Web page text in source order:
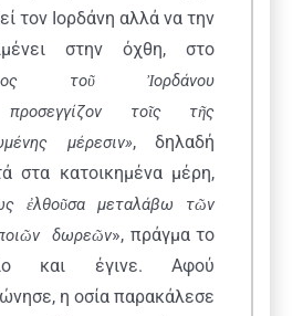
τον Ιορδάνη αλλά να την
στην όχθη, στο
τοῦ Ἰορδάνου
τοῖς τῆς
μέρεσιν», δηλαδή
στα κατοικημένα μέρη,
ἐλθοῦσα μεταλάβω τῶν
ῶν δωρεῶν», πράγμα το
και έγινε. Αφού
η οσία παρακάλεσε